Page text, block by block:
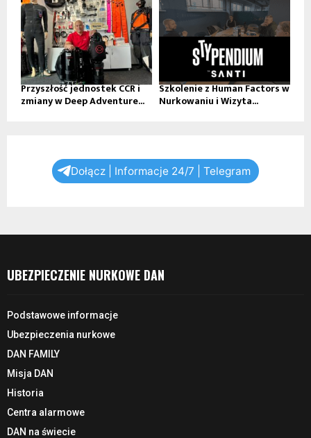
Przyszłość jednostek CCR i
zmiany w Deep Adventure...
Szkolenie z Human Factors w
Nurkowaniu i Wizyta...
Dołącz | Informacje 24/7 | Telegram
UBEZPIECZENIE NURKOWE DAN
Podstawowe informacje
Ubezpieczenia nurkowe
DAN FAMILY
Misja DAN
Historia
Centra alarmowe
DAN na świecie